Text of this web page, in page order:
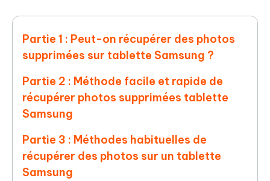
Partie 1 : Peut-on récupérer des photos
supprimées sur tablette Samsung ?
Partie 2 : Méthode facile et rapide de
récupérer photos supprimées tablette
Samsung
Partie 3 : Méthodes habituelles de
récupérer des photos sur un tablette
Samsung